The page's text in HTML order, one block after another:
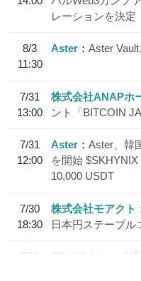
レーションを決定
8/3
11:30
Aster Aster
7/31
13:00
株式会社ANAPホ
ント「BITCOIN
7/31
12:00
Aster
Aster、韓
を開始
10,000 USDT
7/30
18:30
株式会社モアクト
日本円ステーブル
7/29
SBI VCトレード株